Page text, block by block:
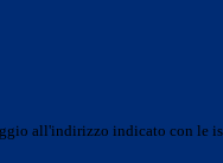
all'indirizzo indicato con le